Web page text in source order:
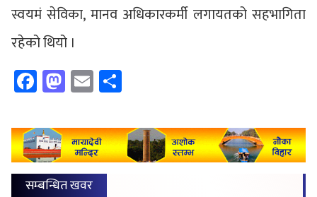
स्वयमं सेविका, मानव अधिकारकर्मी लगायतको सहभागिता
रहेको थियो ।
Facebook
Mastodon
Email
सम्बन्धित खवर